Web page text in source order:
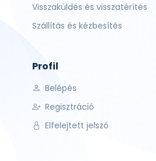
Visszaküldés és visszatérítés
Szállítás és kézbesítés
Profil
Belépés
Regisztráció
Elfelejtett jelszó